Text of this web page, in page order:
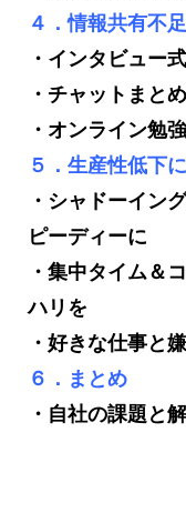
４．情報共有不
・インタビュー
・チャットまと
・オンライン勉
５．生産性低下
・シャドーイン
ピーディーに
・集中タイム＆
ハリを
・好きな仕事と
６．まとめ
・自社の課題と